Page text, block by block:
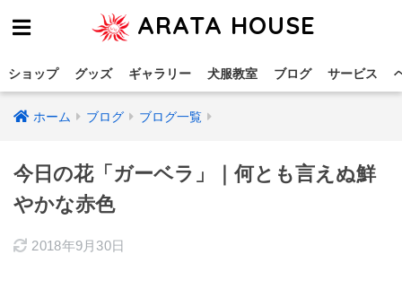
ARATA HOUSE
ショップ グッズ ギャラリー 犬服教室 ブログ サービス
ホーム ブログ ブログ一覧
今日の花「ガーベラ」｜何とも言えぬ鮮
やかな赤色
2018年9月30日